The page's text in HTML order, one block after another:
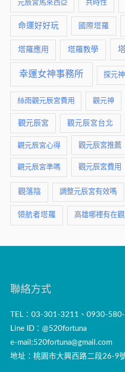
元辰宮馬來西亞 共時性
命運好好玩 國際塔羅
塔羅應用 塔羅教學
幸運女神事務所 探元神
絲雨觀元辰宮費用 觀元神
觀元辰宮 觀元辰宮台北
觀元辰宮心得 觀元辰宮推薦
觀元辰宮準嗎 觀元辰宮費用
觀落陰 調整元辰宮有效嗎
領航者塔羅 高雄哪裡有在
聯絡方式
TEL：03-301-3211、0930-
Line ID：@520fortuna
e-mail:520fortuna@gmail.com
地址：桃園市大興西路二段26-9